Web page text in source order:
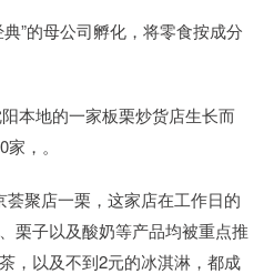
”的母公司孵化，将零食按成分
本地的一家板栗炒货店生长而
，。
聚店一栗，这家店在工作日的
栗子以及酸奶等产品均被重点推
，以及不到2元的冰淇淋，都成